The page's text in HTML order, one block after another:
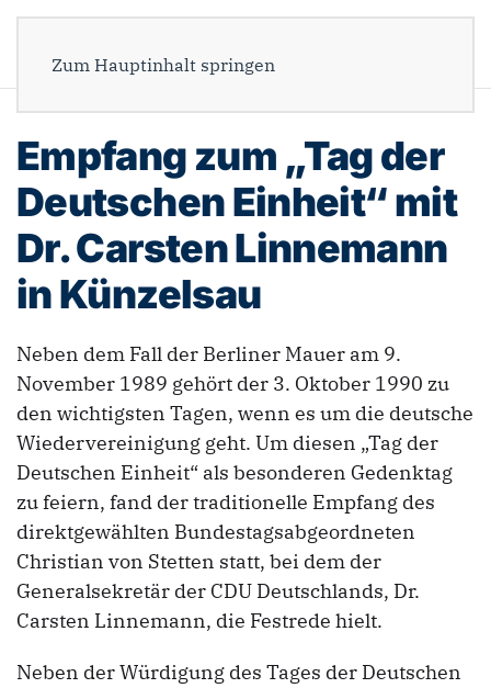
Zum Hauptinhalt springen
Empfang zum „Tag der
Deutschen Einheit“ mit
Dr. Carsten Linnemann
in Künzelsau
Neben dem Fall der Berliner Mauer am 9.
November 1989 gehört der 3. Oktober 1990 zu
den wichtigsten Tagen, wenn es um die deutsche
Wiedervereinigung geht. Um diesen „Tag der
Deutschen Einheit“ als besonderen Gedenktag
zu feiern, fand der traditionelle Empfang des
direktgewählten Bundestagsabgeordneten
Christian von Stetten statt, bei dem der
Generalsekretär der CDU Deutschlands, Dr.
Carsten Linnemann, die Festrede hielt.
Neben der Würdigung des Tages der Deutschen